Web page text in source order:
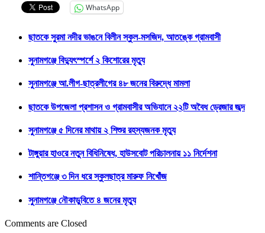
WhatsApp
ছাতকে সুরমা নদীর ভাঙনে বিলীন স্কুল-মসজিদ, আতঙ্কে গ্রামবাসী
সুনামগঞ্জে বিদ্যুৎস্পর্শে ২ কিশোরের মৃত্যু
সুনামগঞ্জে আ.লীগ-ছাত্রলীগের ৪৮ জনের বিরুদ্ধে মামলা
ছাতকে উপজেলা প্রশাসন ও গ্রামবাসীর অভিযানে ২২টি অবৈধ ড্রেজার জব্দ
সুনামগঞ্জে ৫ দিনের মাথায় ২ শিশুর রহস্যজনক মৃত্যু
টাঙ্গুয়ার হাওরে নতুন বিধিনিষেধ, হাউসবোট পরিচালনায় ১১ নির্দেশনা
শান্তিগঞ্জে ৩ দিন ধরে স্কুলছাত্র মারুফ নিখোঁজ
সুনামগঞ্জে নৌকাডুবিতে ৪ জনের মৃত্যু
Comments are Closed